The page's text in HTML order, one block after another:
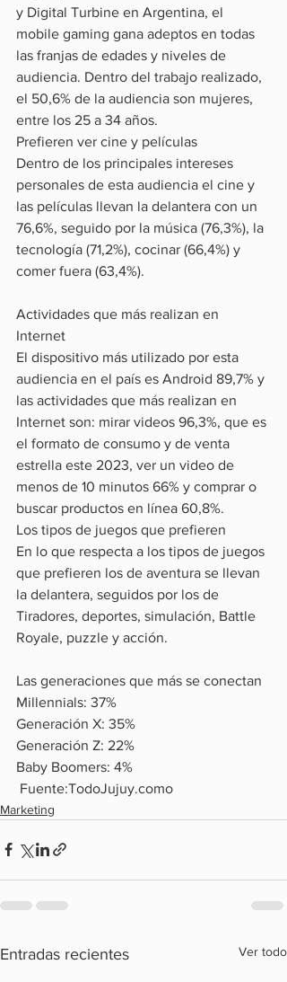
y Digital Turbine en Argentina, el
mobile gaming gana adeptos en todas
las franjas de edades y niveles de
audiencia. Dentro del trabajo realizado,
el 50,6% de la audiencia son mujeres,
entre los 25 a 34 años.
Prefieren ver cine y películas
Dentro de los principales intereses
personales de esta audiencia el cine y
las películas llevan la delantera con un
76,6%, seguido por la música (76,3%), la
tecnología (71,2%), cocinar (66,4%) y
comer fuera (63,4%).
Actividades que más realizan en
Internet
El dispositivo más utilizado por esta
audiencia en el país es Android 89,7% y
las actividades que más realizan en
Internet son: mirar videos 96,3%, que es
el formato de consumo y de venta
estrella este 2023, ver un video de
menos de 10 minutos 66% y comprar o
buscar productos en línea 60,8%.
Los tipos de juegos que prefieren
En lo que respecta a los tipos de juegos
que prefieren los de aventura se llevan
la delantera, seguidos por los de
Tiradores, deportes, simulación, Battle
Royale, puzzle y acción.
Las generaciones que más se conectan
Millennials: 37%
Generación X: 35%
Generación Z: 22%
Baby Boomers: 4%
Fuente:TodoJujuy.como
Marketing
Entradas recientes Ver todo